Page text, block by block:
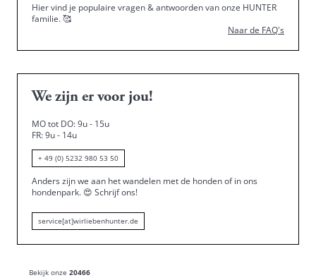
Hier vind je populaire vragen & antwoorden van onze HUNTER
familie.🥰
Naar de FAQ's
We zijn er voor jou!
MO tot DO: 9u - 15u
FR: 9u - 14u
+ 49 (0) 5232 980 53 50
Anders zijn we aan het wandelen met de honden of in ons
hondenpark. 😍 Schrijf ons!
service[at]wirliebenhunter.de
Bekijk onze 20466